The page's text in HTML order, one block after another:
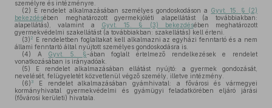
személyre és intézményre.
(2) E rendelet alkalmazásában személyes gondoskodáson a Gyvt. 15. § (2)
bekezdésében meghatározott gyermekjóléti alapellátást (a továbbiakban:
alapellátás), valamint a
Gyvt. 15. § (3) bekezdésében meghatározott
gyermekvédelmi szakellátást (a továbbiakban: szakellátás) kell érteni.
(3) 2
E rendeletben foglaltakat kell alkalmazni az egyházi fenntartó és a nem
állami fenntartó által nyújtott személyes gondoskodásra is.
(4) A Gyvt. 5. §-ában foglalt értelmező rendelkezések e rendelet
vonatkozásában is irányadóak.
(5) E rendelet alkalmazásában ellátást nyújtó: a gyermek gondozását,
nevelését, felügyeletét közvetlenül végző személy, illetve intézmény.
(6) 3
E rendelet alkalmazásában gyámhivatal: a fővárosi és vármegyei
kormányhivatal gyermekvédelmi és gyámügyi feladatkörében eljáró járási
(fővárosi kerületi) hivatala.